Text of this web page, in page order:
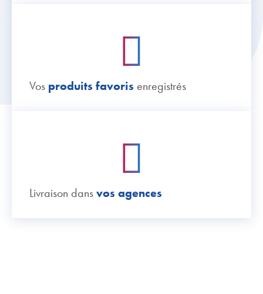
Vos produits favoris enregistrés
Livraison dansvos agences